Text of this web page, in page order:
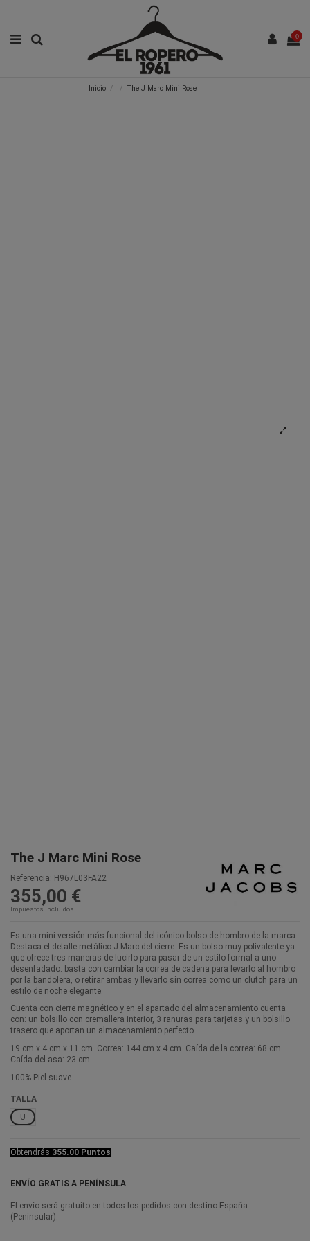
0
Inicio The J Marc Mini Rose
The J Marc Mini Rose
Referencia: H967L03FA22
355,00 €
Impuestos incluidos
Es una mini versión más funcional del icónico bolso de hombro de la marca.
Destaca el detalle metálico J Marc del cierre. Es un bolso muy polivalente ya
que ofrece tres maneras de lucirlo para pasar de un estilo formal a uno
desenfadado: basta con cambiar la correa de cadena para levarlo al hombro
por la bandolera, o retirar ambas y llevarlo sin correa como un clutch para un
estilo de noche elegante.
Cuenta con cierre magnético y en el apartado del almacenamiento cuenta
con: un bolsillo con cremallera interior, 3 ranuras para tarjetas y un bolsillo
trasero que aportan un almacenamiento perfecto.
19 cm x 4 cm x 11 cm. Correa: 144 cm x 4 cm. Caída de la correa: 68 cm.
Caída del asa: 23 cm.
100% Piel suave.
TALLA
U
Obtendrás 355.00 Puntos
ENVÍO GRATIS A PENÍNSULA
El envío será gratuito en todos los pedidos con destino España
(Peninsular).